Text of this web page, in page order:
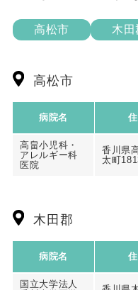
高松市 木田
高松市
病院名
高畠小児科・
アレルギー科
医院
香川県
太町
木田郡
病院名
国立大学法人